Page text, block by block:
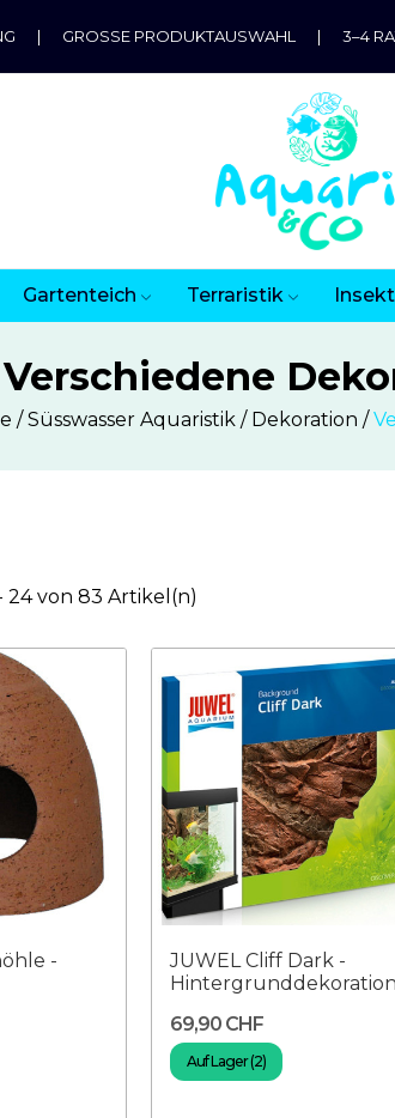
| GROSSE PRODUKTAUSWAHL | 3–4
Gartenteich Terraristik Insekt
Verschiedene
Süsswasser Aquaristik Dekoration
24 von 83 Artikel(n)
-
JUWEL Cliff Dark -
Hintergrunddekoration
69,90 CHF
Auf Lager (2)